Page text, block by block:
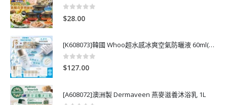
0
$28.00
[K608073]韓國 Whoo超水感冰爽空氣防曬液 60ml(送13ml*4支)
0 out of 5
$127.00
[A608072]澳洲製 Dermaveen 燕麥滋養沐浴乳 1L